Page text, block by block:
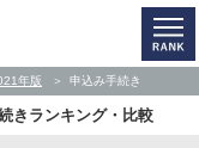
年版 申込み手続き
きランキング・比較